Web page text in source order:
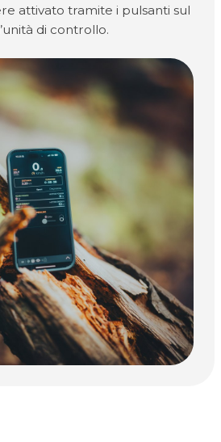
attivato tramite i pulsanti sul
di controllo.